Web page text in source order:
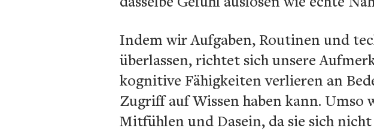
Indem wir Aufgaben, Routinen und
überlassen, richtet sich unsere
kognitive Fähigkeiten verlieren an
Zugriff auf Wissen haben kann.
Mitfühlen und Dasein, da sie sich